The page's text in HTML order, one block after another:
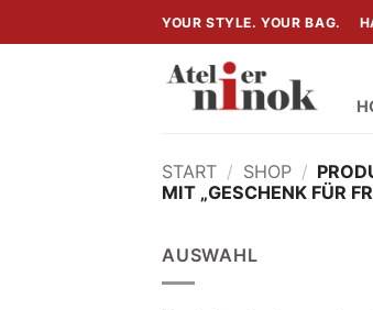
Inhalt
YOUR STYLE. YOUR BAG.
START / SHOP /
MIT „GESCHENK FÜR
AUSWAHL